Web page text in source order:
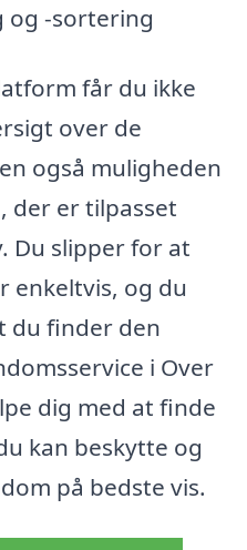
og -sortering
får du ikke
over de
også muligheden
der er tilpasset
Du slipper for at
enkeltvis, og du
du finder den
i Over
dig med at finde
kan beskytte og
på bedste vis.